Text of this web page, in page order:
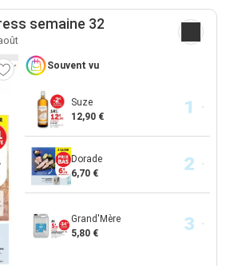
semaine 32
Souvent vu
Suze
12,90 €
Dorade
6,70 €
Grand'Mère
5,80 €